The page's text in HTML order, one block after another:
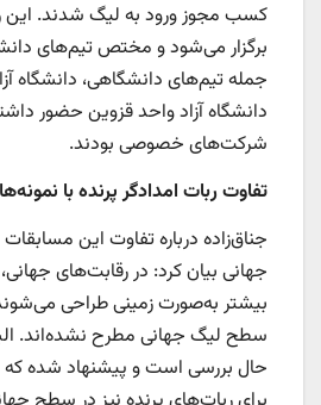
کسب مجوز ورود به لیگ شدند. این
برگزار می‌شود و مختص تیم‌های
جمله تیم‌های دانشگاهی، دانشگاه
دانشگاه آزاد واحد قزوین حضور
شرکت‌های خصوصی بودند.
تفاوت ربات امدادگر پرنده با
جناق‌زاده درباره تفاوت این مسابقات
جهانی بیان کرد: در رقابت‌های
بیشتر به‌صورت زمینی طراحی
سطح لیگ جهانی مطرح نشده‌اند.
حال بررسی است و پیشنهاد شده که